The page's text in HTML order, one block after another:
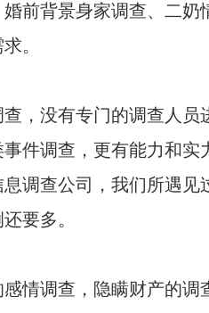
前背景身家调查、二奶
。
，没有专门的调查人员
件调查，更有能力和实
调查公司，我们所遇见
要多。
情调查，隐瞒财产的调